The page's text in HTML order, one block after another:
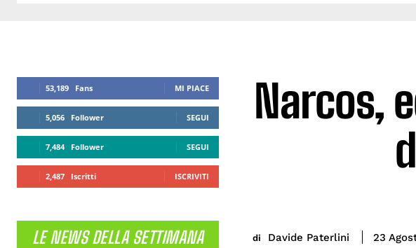
53,189 Fans MI PIACE
5,056 Follower SEGUI
7,484 Follower SEGUI
2,487 Iscritti ISCRIVITI
LE NEWS DELLA SETTIMANA
Narcos,
di Davide Paterlini 23